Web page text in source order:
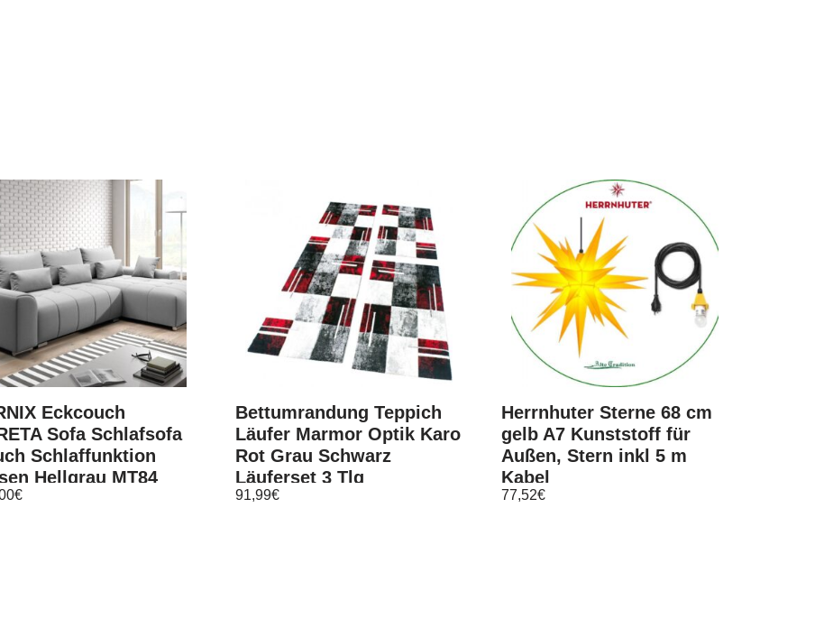
Eckcouch
Sofa Schlafsofa
Schlaffunktion
Hellgrau MT84
€
Bettumrandung Teppich
Läufer Marmor Optik Karo
Rot Grau Schwarz
Läuferset 3 Tlg
91,99€
Herrnhuter Sterne 68 cm
gelb A7 Kunststoff für
Außen, Stern inkl 5 m
Kabel
77,52€